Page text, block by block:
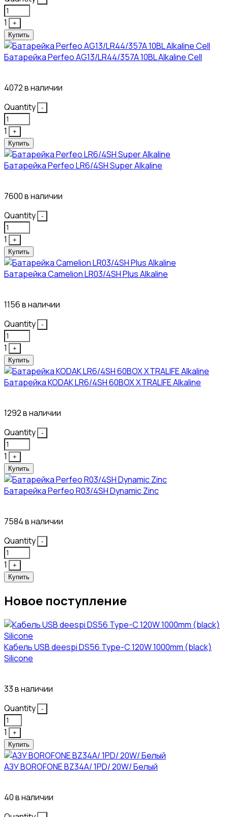
1
+
Купить
Батарейка Perfeo AG13/LR44/357A 10BL Alkaline Cell
4072 в наличии
Quantity
-
1
+
Купить
Батарейка Perfeo LR6/4SH Super Alkaline
7600 в наличии
Quantity
-
1
+
Купить
Батарейка Camelion LR03/4SH Plus Alkaline
1156 в наличии
Quantity
-
1
+
Купить
Батарейка KODAK LR6/4SH 60BOX XTRALIFE Alkaline
1292 в наличии
Quantity
-
1
+
Купить
Батарейка Perfeo R03/4SH Dynamic Zinc
7584 в наличии
Quantity
-
1
+
Купить
Новое поступление
Кабель USB deespi DS56 Type-C 120W 1000mm (black)
Silicone
33 в наличии
Quantity
-
1
+
Купить
АЗУ BOROFONE BZ34A/ 1PD/ 20W/ Белый
40 в наличии